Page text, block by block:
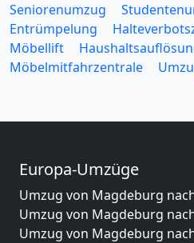
Seniorenumzug
Entrümpelung
Möbellift
Möbelmitfahrzentrale
Europa-Umzüge
Umzug von Magdeburg
Umzug von Magdeburg
Umzug von Magdeburg